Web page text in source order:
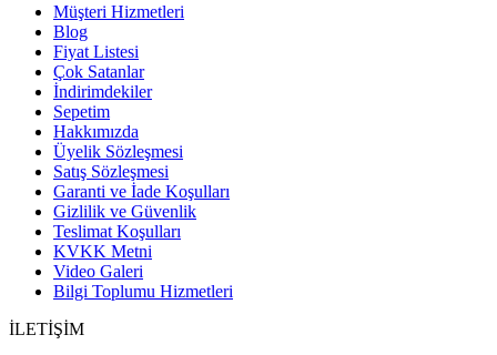
Müşteri Hizmetleri
Blog
Fiyat Listesi
Çok Satanlar
İndirimdekiler
Sepetim
Hakkımızda
Üyelik Sözleşmesi
Satış Sözleşmesi
Garanti ve İade Koşulları
Gizlilik ve Güvenlik
Teslimat Koşulları
KVKK Metni
Video Galeri
Bilgi Toplumu Hizmetleri
İLETİŞİM